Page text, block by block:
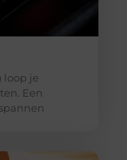
loop je
Een